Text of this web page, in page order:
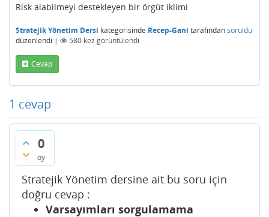
Risk alabilmeyi destekleyen bir örgüt iklimi
Stratejik Yönetim Dersi kategorisinde Recep-Gani tarafındansoruldu
düzenlendi | 580 kez görüntülendi
Cevap
1 cevap
0
oy
Stratejik Yönetim dersine ait bu soru için
doğru cevap :
Varsayımları sorgulamama